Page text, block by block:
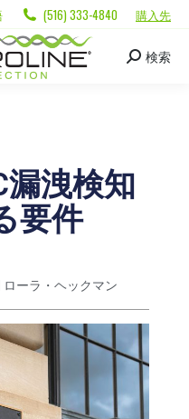
(516) 333-4840 購入先
検索
漏洩検知
要件
ローラ・ヘックマン